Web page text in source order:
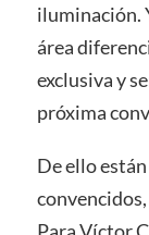
iluminación.
área
exclusiva y
próxima
De ello